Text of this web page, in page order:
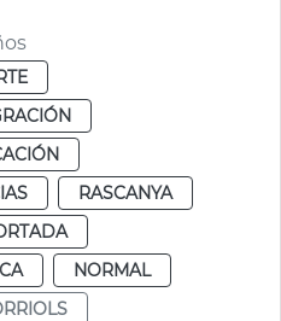
RASCANYA
NORMAL